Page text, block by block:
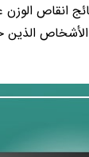
الوزن
الذين